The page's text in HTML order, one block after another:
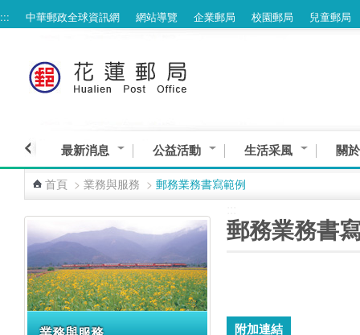
跳到主要內容區塊
::: 中華郵政全球資訊網 網站導覽 企業郵局 校園郵局 兒童郵局
最新消息 公益活動 生活采風 關
首頁 > 業務與服務 > 郵務業務書寫範例
郵務業務書
附加連結